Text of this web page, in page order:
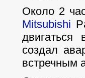
Около 2
Mitsubishi
создал
встречным